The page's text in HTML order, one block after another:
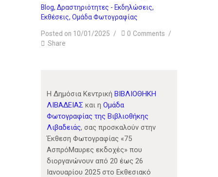
Blog, Δραστηριότητες - Εκδηλώσεις,
Εκθέσεις, Ομάδα Φωτογραφίας
Posted on 10/01/2025 0 Comments
Share
Η Δημόσια Κεντρική ΒΙΒΛΙΟΘΗΚΗ
ΛΙΒΑΔΕΙΑΣ και η Ομάδα
Φωτογραφίας της Βιβλιοθήκης
Λιβαδειάς, σας προσκαλούν στην
Έκθεση Φωτογραφίας «75
ΑσπρόΜαυρες εκδοχές» που
διοργανώνουν από 20 έως 26
Ιανουαρίου 2025 στο Εκθεσιακό